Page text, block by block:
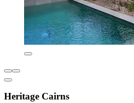
Heritage Cairns